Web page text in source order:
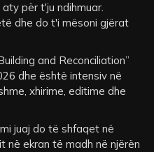
për t'ju ndihmuar.
dhe do t'i mësoni gjërat
and Reconciliation”
dhe është intensiv në
xhirime, editime dhe
juaj do të shfaqet në
në ekran të madh në njërën